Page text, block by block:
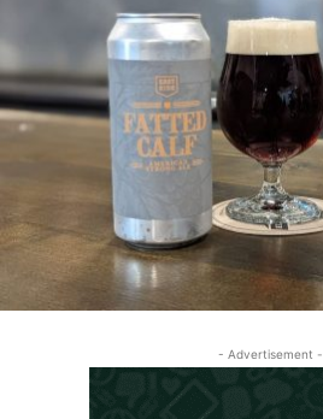
- Advertisement -